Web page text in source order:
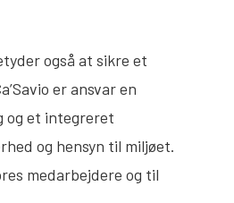
også at sikre et
er ansvar en
og et integreret
og hensyn til miljøet.
medarbejdere og til